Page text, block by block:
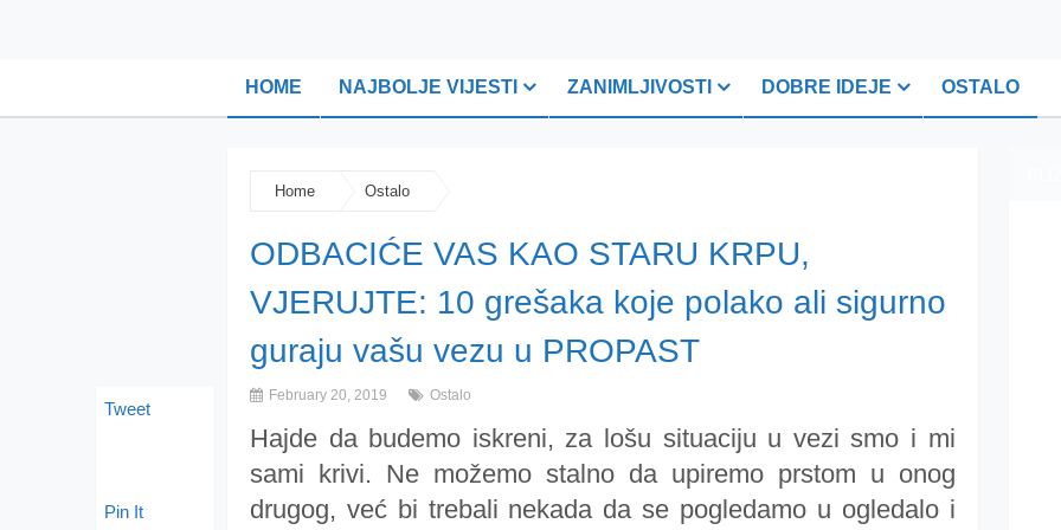
HOME NAJBOLJE VIJESTI ZANIMLJIVOSTI DOBRE IDEJE OSTALO
Home Ostalo
ODBACIĆE VAS KAO STARU KRPU,
VJERUJTE: 10 grešaka koje polako ali sigurno
guraju vašu vezu u PROPAST
February 20, 2019 Ostalo
Hajde da budemo iskreni, za lošu situaciju u vezi smo i mi
sami krivi. Ne možemo stalno da upiremo prstom u onog
drugog, već bi trebali nekada da se pogledamo u ogledalo i
Tweet
Pin It